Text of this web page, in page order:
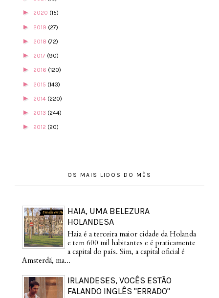
► 2020 (15)
► 2019 (27)
► 2018 (72)
► 2017 (90)
► 2016 (120)
► 2015 (143)
► 2014 (220)
► 2013 (244)
► 2012 (20)
OS MAIS LIDOS DO MÊS
HAIA, UMA BELEZURA
HOLANDESA
Haia é a terceira maior cidade da Holanda
e tem 600 mil habitantes e é praticamente
a capital do país. Sim, a capital oficial é
Amsterdã, ma...
IRLANDESES, VOCÊS ESTÃO
FALANDO INGLÊS "ERRADO"